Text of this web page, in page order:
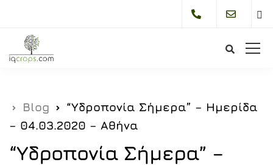
Blog
“Yδροπονία Σήμερα” – Ημερίδα
– 04.03.2020 – Αθήνα
“Yδροπονία Σήμερα” –